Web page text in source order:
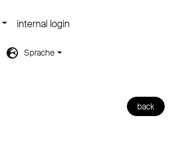
Sprache
internal login
back